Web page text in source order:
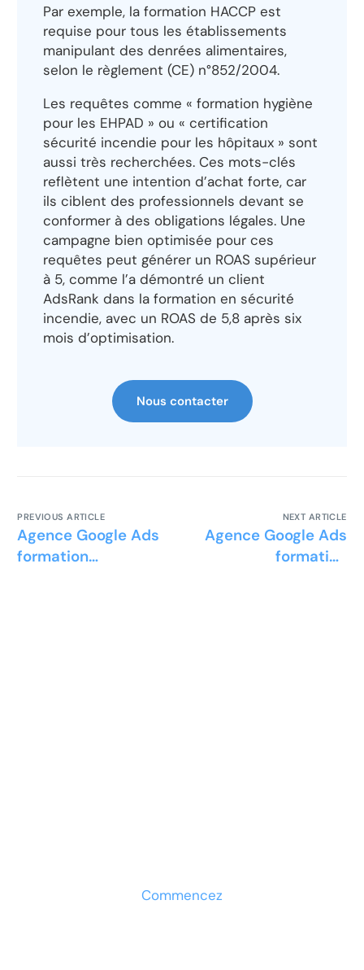
Par exemple, la formation HACCP est
requise pour tous les établissements
manipulant des denrées alimentaires,
selon le règlement (CE) n°852/2004.
Les requêtes comme « formation hygiène
pour les EHPAD » ou « certification
sécurité incendie pour les hôpitaux » sont
aussi très recherchées. Ces mots-clés
reflètent une intention d’achat forte, car
ils ciblent des professionnels devant se
conformer à des obligations légales. Une
campagne bien optimisée pour ces
requêtes peut générer un ROAS supérieur
à 5, comme l’a démontré un client
AdsRank dans la formation en sécurité
incendie, avec un ROAS de 5,8 après six
mois d’optimisation.
Nous contacter
PREVIOUS ARTICLE
Agence Google Ads
formation
NEXT ARTICLE
Agence Google Ads
formation
Commencez